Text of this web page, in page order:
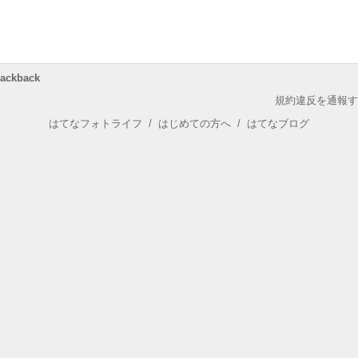
規約違反を通報
はてなフォトライフ / はじめての方へ / はてなブログ